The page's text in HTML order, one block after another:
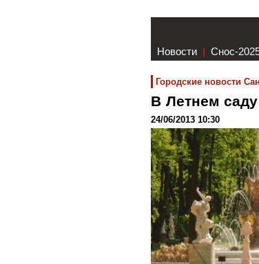
Новости | Снос-
Городские новости
В Летнем
24/06/2013 10:30